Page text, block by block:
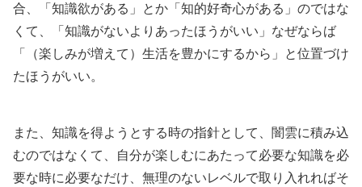
合、「知識欲がある」とか「知的好奇心がある」のではな
くて、「知識がないよりあったほうがいい」なぜならば
「（楽しみが増えて）生活を豊かにするから」と位置づけ
たほうがいい。
また、知識を得ようとする時の指針として、闇雲に積み込
むのではなくて、自分が楽しむにあたって必要な知識を必
要な時に必要なだけ、無理のないレベルで取り入れればそ